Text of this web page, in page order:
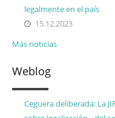
legalmente en el país
15.12.2023
Más noticias
Weblog
Ceguera deliberada: La